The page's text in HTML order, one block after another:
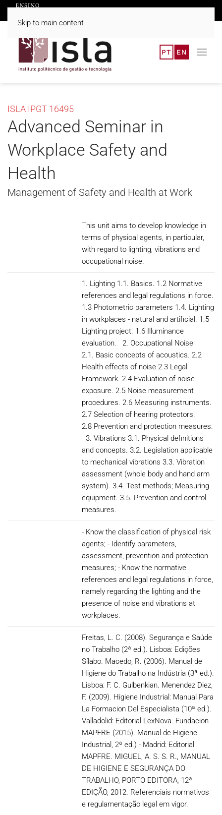
Skip to main content
PT EN
ISLA IPGT 16495
Advanced Seminar in
Workplace Safety and
Health
Management of Safety and Health at Work
This unit aims to develop knowledge in
terms of physical agents, in particular,
with regard to lighting, vibrations and
occupational noise.
1. Lighting 1.1. Basics. 1.2 Normative
references and legal regulations in force.
1.3 Photometric parameters 1.4. Lighting
in workplaces - natural and artificial. 1.5
Lighting project. 1.6 Illuminance
evaluation. 2. Occupational Noise
2.1. Basic concepts of acoustics. 2.2
Health effects of noise 2.3 Legal
Framework. 2.4 Evaluation of noise
exposure. 2.5 Noise measurement
procedures. 2.6 Measuring instruments.
2.7 Selection of hearing protectors.
2.8 Prevention and protection measures.
3. Vibrations 3.1. Physical definitions
and concepts. 3.2. Legislation applicable
to mechanical vibrations 3.3. Vibration
assessment (whole body and hand arm
system). 3.4. Test methods; Measuring
equipment. 3.5. Prevention and control
measures.
- Know the classification of physical risk
agents; - Identify parameters,
assessment, prevention and protection
measures; - Know the normative
references and legal regulations in force,
namely regarding the lighting and the
presence of noise and vibrations at
workplaces.
Freitas, L. C. (2008). Segurança e Saúde
no Trabalho (2ª ed.). Lisboa: Edições
Sílabo. Macedo, R. (2006). Manual de
Higiene do Trabalho na Indústria (3ª ed.).
Lisboa: F. C. Gulbenkian. Menendez Diez,
F. (2009). Higiene Industrial: Manual Para
La Formacion Del Especialista (10ª ed.).
Valladolid: Editorial LexNova. Fundacion
MAPFRE (2015). Manual de Higiene
Industrial, 2ª ed.) - Madrid: Editorial
MAPFRE. MIGUEL, A. S. S. R., MANUAL
DE HIGIENE E SEGURANÇA DO
TRABALHO, PORTO EDITORA, 12ª
EDIÇÃO, 2012. Referenciais normativos
e regulamentação legal em vigor.